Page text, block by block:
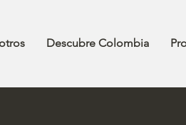
Descubre Colombia